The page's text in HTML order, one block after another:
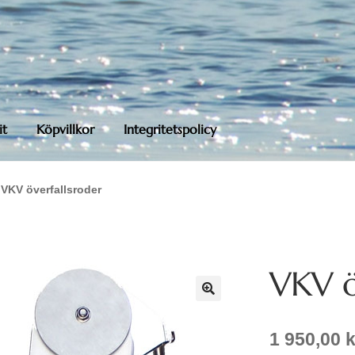
Köpvillkor Integritetspolicy
VKV överfallsroder
VKV
1 950,00